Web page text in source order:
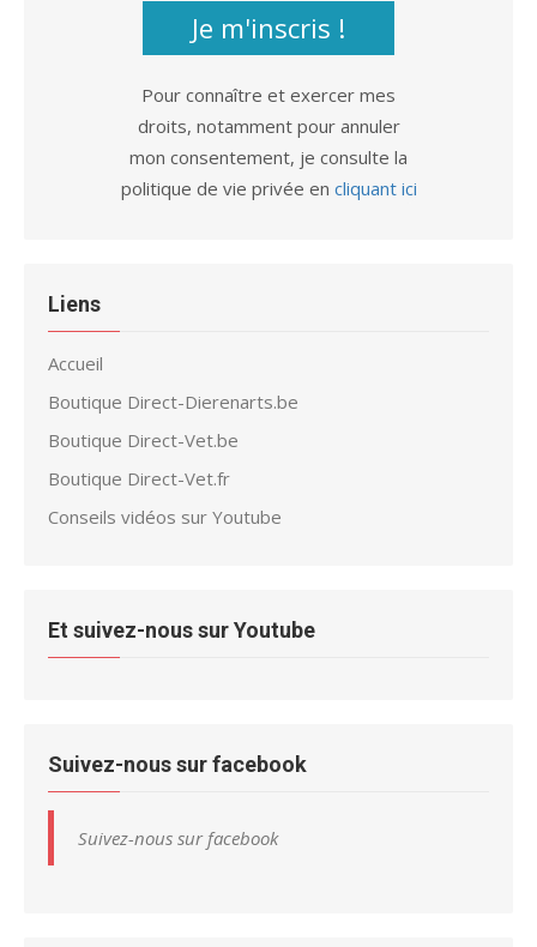
Je m'inscris !
Pour connaître et exercer mes
droits, notamment pour annuler
mon consentement, je consulte la
politique de vie privée en cliquant ici
Liens
Accueil
Boutique Direct-Dierenarts.be
Boutique Direct-Vet.be
Boutique Direct-Vet.fr
Conseils vidéos sur Youtube
Et suivez-nous sur Youtube
Suivez-nous sur facebook
Suivez-nous sur facebook